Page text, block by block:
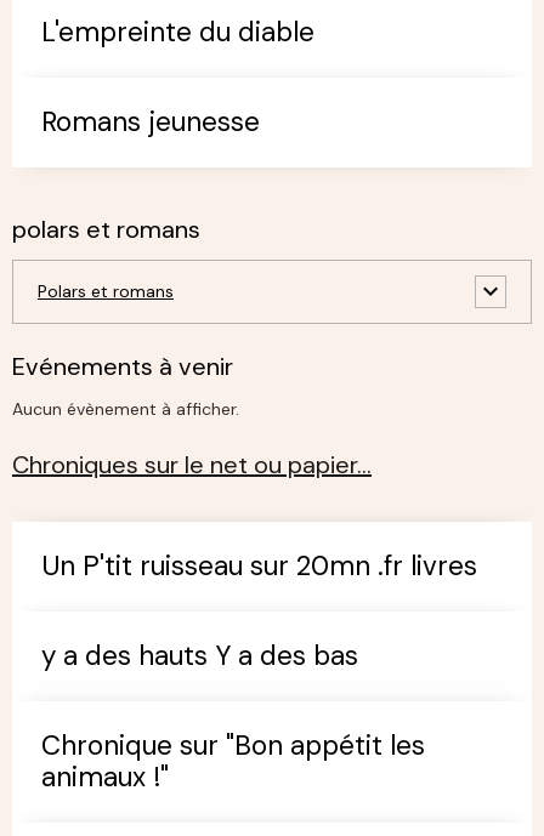
L'empreinte du diable
Romans jeunesse
polars et romans
Polars et romans
Evénements à venir
Aucun évènement à afficher.
Chroniques sur le net ou papier…
Un P'tit ruisseau sur 20mn .fr livres
y a des hauts Y a des bas
Chronique sur "Bon appétit les
animaux !"